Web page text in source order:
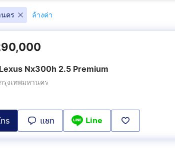
นคร ล้างค่า
Nx300h 2.5 Premium
รุงเทพมหานคร
ร แชท Line